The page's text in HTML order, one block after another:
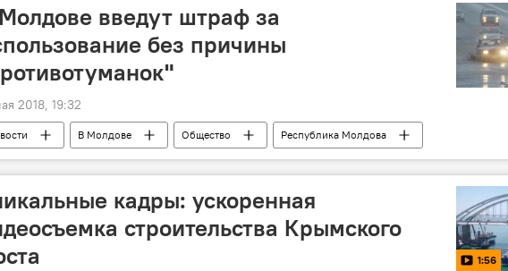
введут штраф за
без причины
2018, 19:32
В Молдове Общество
Республика Молдова
Чернат
штраф водители противотуманные фары
кадры: ускоренная
строительства Крымского
1:56